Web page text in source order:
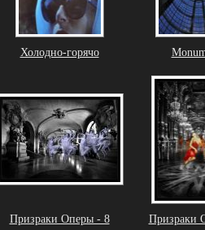
Холодно-горячо
Призраки Оперы - 8 Призраки